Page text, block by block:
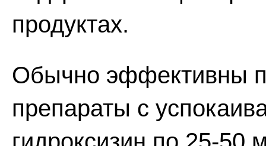
продуктах.
Обычно эффективны
препараты с